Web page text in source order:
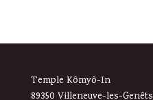
Temple Kômyô-In
89350 Villeneuve-les-Genêts